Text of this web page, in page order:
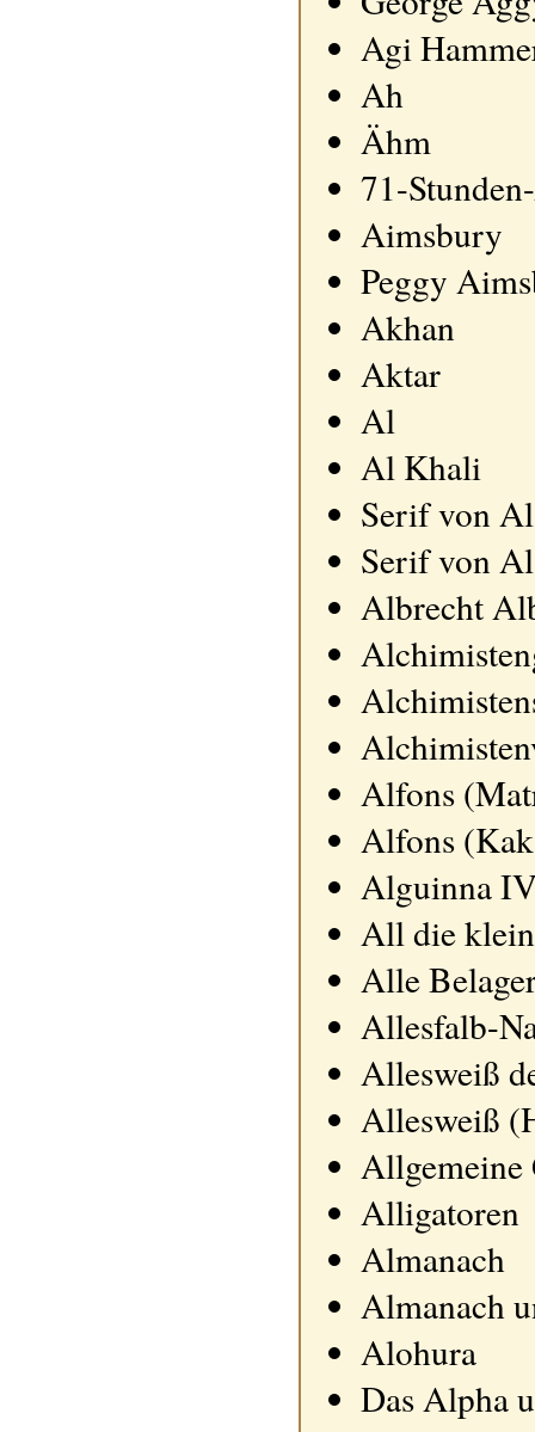
Agi
Ah
Ähm
71-
Aimsbury
Peggy
Akhan
Aktar
Al
Al Khali
Serif von
Serif von
Albrecht
Alfons
Alfons
Alguinna
All die
Alle
Allesfalb-
Allesweiß
Allesweiß
Allgemeine
Alligatoren
Almanach
Almanach
Alohura
Das Alpha